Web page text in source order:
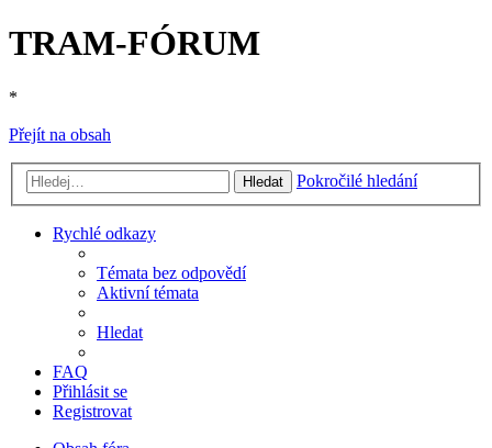
TRAM-FÓRUM
*
Přejít na obsah
Hledat Pokročilé hledání
Rychlé odkazy
Témata bez odpovědí
Aktivní témata
Hledat
FAQ
Přihlásit se
Registrovat